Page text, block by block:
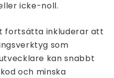
icke-noll.
fortsätta inkluderar att
som
kan snabbt
och minska